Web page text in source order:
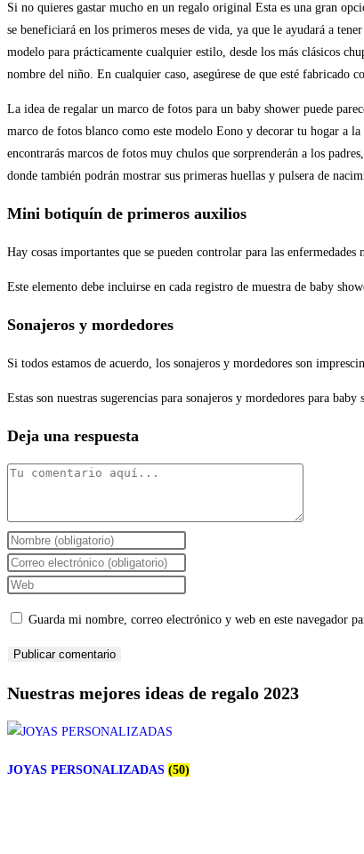
Si no quieres gastar mucho en un regalo original Esta es una gran
se beneficiará en los primeros meses de vida, ya que le ayudará a
modelo para prácticamente cualquier estilo, desde los más clásicos
nombre del niño. En cualquier caso, asegúrese de que esté fabricado
La idea de regalar un marco de fotos para un baby shower puede
marco de fotos blanco como este modelo Eono y decorar tu hogar a
encontrarás marcos de fotos muy chulos que sorprenderán a los
donde también podrán mostrar sus primeras huellas y pulsera de
Mini botiquín de primeros auxilios
Hay cosas importantes que se pueden controlar para las
Este elemento debe incluirse en cada registro de muestra de baby
Sonajeros y mordedores
Si todos estamos de acuerdo, los sonajeros y mordedores son
Estas son nuestras sugerencias para sonajeros y mordedores para baby
Deja una respuesta
Comentario
Introduce
tu
nombre
de
para
comentar
Introduce
tu
correo
para
comentar
Introduce
de
web
(opcional)
Guarda mi nombre, correo electrónico y web en este navegador
Nuestras mejores ideas de regalo 2023
JOYAS PERSONALIZADAS (50)